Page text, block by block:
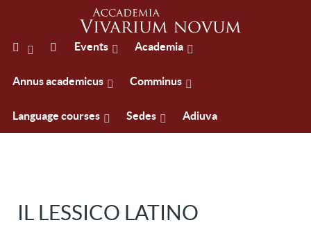
Events Academia
Annus academicus Comminus
Language courses Sedes Adiuva
IL LESSICO LATINO